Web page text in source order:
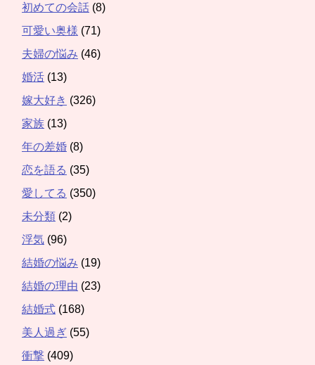
初めての会話 (8)
可愛い奥様 (71)
夫婦の悩み (46)
婚活 (13)
嫁大好き (326)
家族 (13)
年の差婚 (8)
恋を語る (35)
愛してる (350)
未分類 (2)
浮気 (96)
結婚の悩み (19)
結婚の理由 (23)
結婚式 (168)
美人過ぎ (55)
衝撃 (409)